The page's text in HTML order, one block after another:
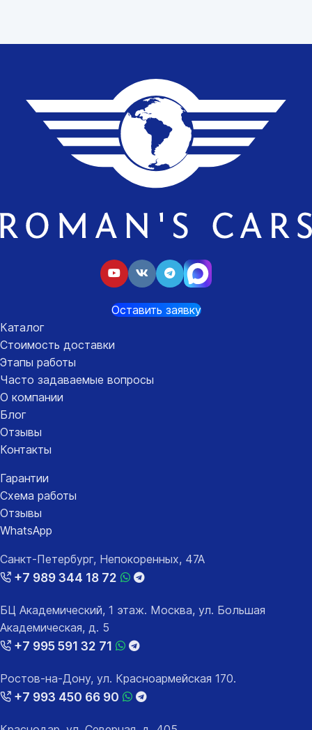
Оставить заявку
Каталог
Стоимость доставки
Этапы работы
Часто задаваемые вопросы
О компании
Блог
Отзывы
Контакты
Гарантии
Схема работы
Отзывы
WhatsApp
Санкт-Петербург, Непокоренных, 47А
+7 989 344 18 72
БЦ Академический, 1 этаж. Москва, ул. Большая
Академическая, д. 5
+7 995 591 32 71
Ростов-на-Дону, ул. Красноармейская 170.
+7 993 450 66 90